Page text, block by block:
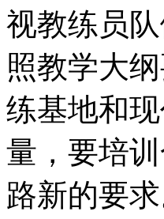
视教练员
照教学大
练基地和
量，要培
路新的要